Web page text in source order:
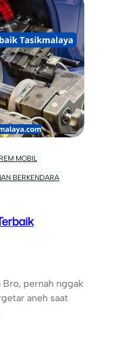
MOBIL
BERKENDARA
pernah nggak
aneh saat